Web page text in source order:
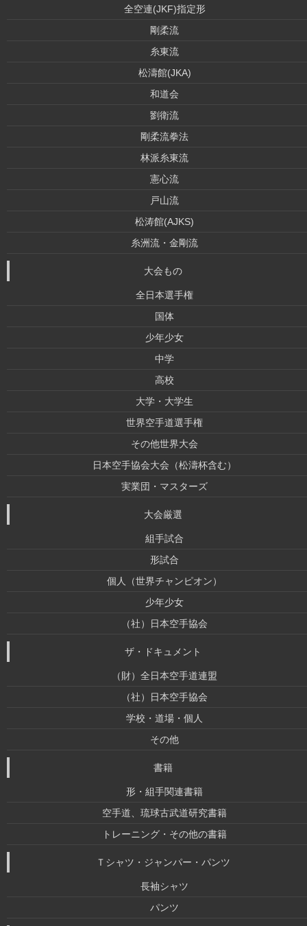
全空連(JKF)指定形
剛柔流
糸東流
松濤館(JKA)
和道会
劉衛流
剛柔流拳法
林派糸東流
憲心流
戸山流
松涛館(AJKS)
糸洲流・金剛流
大会もの
全日本選手権
国体
少年少女
中学
高校
大学・大学生
世界空手道選手権
その他世界大会
日本空手協会大会（松濤杯含む）
実業団・マスターズ
大会厳選
組手試合
形試合
個人（世界チャンピオン）
少年少女
（社）日本空手協会
ザ・ドキュメント
（財）全日本空手道連盟
（社）日本空手協会
学校・道場・個人
その他
書籍
形・組手関連書籍
空手道、琉球古武道研究書籍
トレーニング・その他の書籍
Ｔシャツ・ジャンパー・パンツ
長袖シャツ
パンツ